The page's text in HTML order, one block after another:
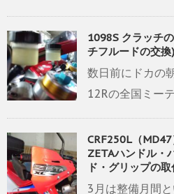
1098S クラッチ
チフルードの交換)
数日前にドカの
12Rの全国ミー
CRF250L（
ZETAハンドル・
ド・グリップの
3月は整備月間